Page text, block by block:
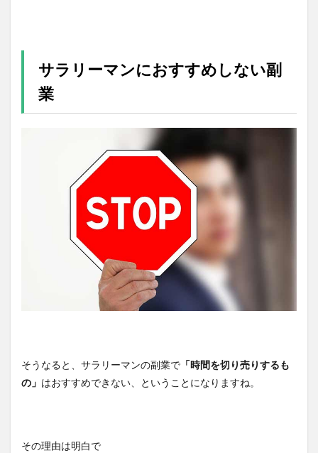
サラリーマンにおすすめしない副
業
そうなると、サラリーマンの副業で 「時間を切り売りするも
の」 はおすすめできない、ということになりますね。
その理由は明白で